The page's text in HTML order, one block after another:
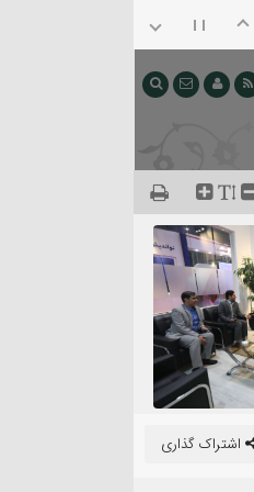
اشتراک گذاری